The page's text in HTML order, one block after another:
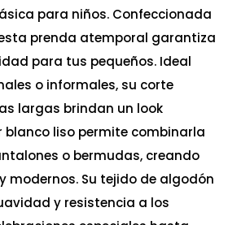
para niños. Confeccionada
esta prenda atemporal garantiza
para tus pequeños. Ideal
o informales, su corte
largas brindan un look
blanco liso permite combinarla
o bermudas, creando
modernos. Su tejido de algodón
y resistencia a los